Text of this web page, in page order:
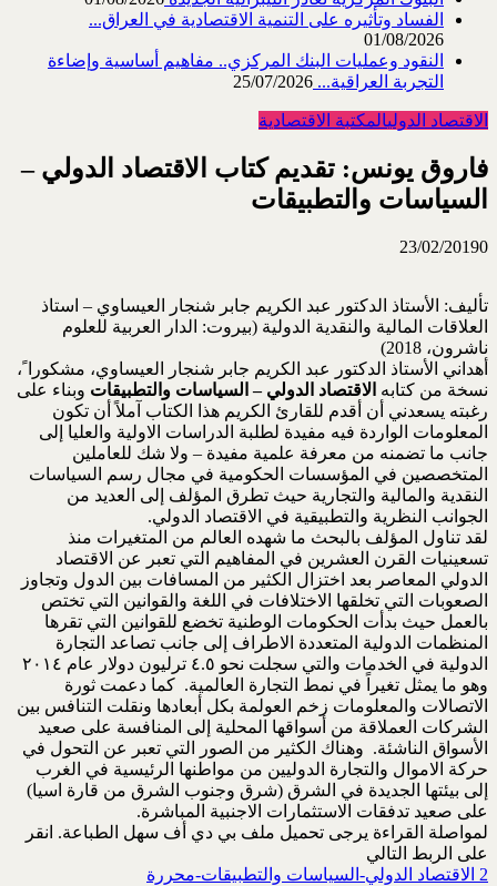
الفساد وتأثيره على التنمية الاقتصادية في العراق...
01/08/2026
النقود وعمليات البنك المركزي.. مفاهيم أساسية وإضاءة
التجربة العراقية... 25/07/2026
الاقتصاد الدوليالمكتبة الاقتصادية
فاروق يونس: تقديم كتاب الاقتصاد الدولي –
السياسات والتطبيقات
23/02/20190
تأليف: الأستاذ الدكتور عبد الكريم جابر شنجار العيساوي – استاذ
العلاقات المالية والنقدية الدولية (بيروت: الدار العربية للعلوم
ناشرون، 2018)
أهداني الأستاذ الدكتور عبد الكريم جابر شنجار العيساوي، مشكورا ً،
نسخة من كتابه الاقتصاد الدولي – السياسات والتطبيقات وبناء على
رغبته يسعدني أن أقدم للقارئ الكريم هذا الكتاب آملاً أن تكون
المعلومات الواردة فيه مفيدة لطلبة الدراسات الاولية والعليا إلى
جانب ما تضمنه من معرفة علمية مفيدة – ولا شك للعاملين
المتخصصين في المؤسسات الحكومية في مجال رسم السياسات
النقدية والمالية والتجارية حيث تطرق المؤلف إلى العديد من
الجوانب النظرية والتطبيقية في الاقتصاد الدولي.
لقد تناول المؤلف بالبحث ما شهده العالم من المتغيرات منذ
تسعينيات القرن العشرين في المفاهيم التي تعبر عن الاقتصاد
الدولي المعاصر بعد اختزال الكثير من المسافات بين الدول وتجاوز
الصعوبات التي تخلقها الاختلافات في اللغة والقوانين التي تختص
بالعمل حيث بدأت الحكومات الوطنية تخضع للقوانين التي تقرها
المنظمات الدولية المتعددة الاطراف إلى جانب تصاعد التجارة
الدولية في الخدمات والتي سجلت نحو ٤.٥ ترليون دولار عام ٢٠١٤
وهو ما يمثل تغيراً في نمط التجارة العالمية. كما دعمت ثورة
الاتصالات والمعلومات زخم العولمة بكل أبعادها ونقلت التنافس بين
الشركات العملاقة من أسواقها المحلية إلى المنافسة على صعيد
الأسواق الناشئة. وهناك الكثير من الصور التي تعبر عن التحول في
حركة الاموال والتجارة الدوليين من مواطنها الرئيسية في الغرب
إلى بيئتها الجديدة في الشرق (شرق وجنوب الشرق من قارة اسيا)
على صعيد تدفقات الاستثمارات الاجنبية المباشرة.
لمواصلة القراءة يرجى تحميل ملف بي دي أف سهل الطباعة. انقر
على الربط التالي
2 الاقتصاد الدولي-السياسات والتطبيقات-محررة